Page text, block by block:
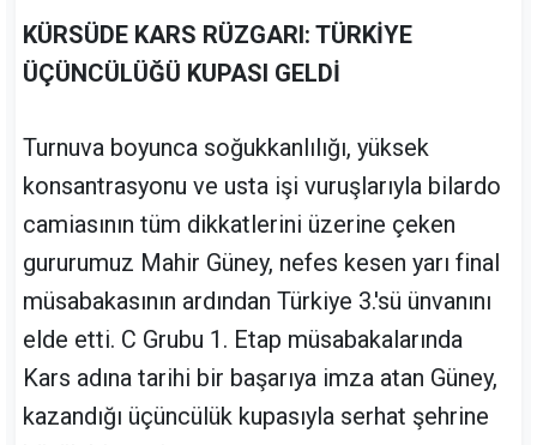
KÜRSÜDE KARS RÜZGARI: TÜRKİYE
ÜÇÜNCÜLÜĞÜ KUPASI GELDİ
Turnuva boyunca soğukkanlılığı, yüksek
konsantrasyonu ve usta işi vuruşlarıyla bilardo
camiasının tüm dikkatlerini üzerine çeken
gururumuz Mahir Güney, nefes kesen yarı final
müsabakasının ardından Türkiye 3.'sü ünvanını
elde etti. C Grubu 1. Etap müsabakalarında
Kars adına tarihi bir başarıya imza atan Güney,
kazandığı üçüncülük kupasıyla serhat şehrine